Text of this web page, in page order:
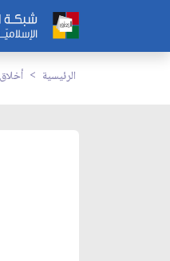
الرئيسية